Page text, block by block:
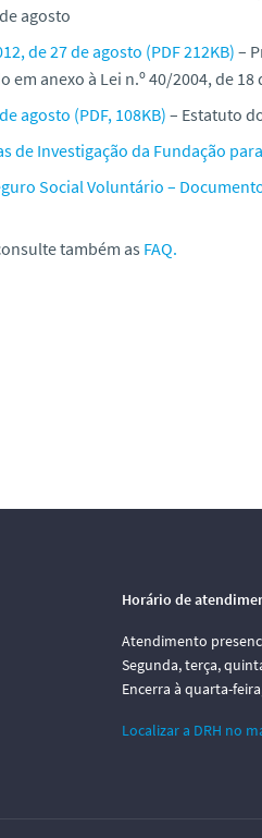
agosto
de 27 de agosto (PDF 212KB)–
em anexo à Lei n.º 40/2004, de 18
agosto (PDF, 108KB) – Estatuto
de Investigação da Fundação
Social Voluntário –
também as FAQ.
Horário de
Atendimento
Segunda, terça,
Encerra à quarta-
Localizar a DRH no